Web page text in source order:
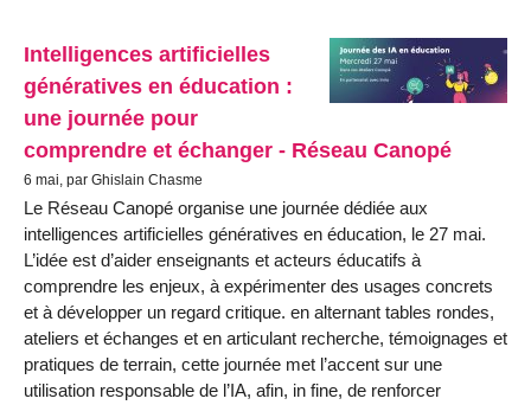
Intelligences artificielles
génératives en éducation :
une journée pour
comprendre et échanger - Réseau Canopé
6 mai, par Ghislain Chasme
Le Réseau Canopé organise une journée dédiée aux
intelligences artificielles génératives en éducation, le 27 mai.
L’idée est d’aider enseignants et acteurs éducatifs à
comprendre les enjeux, à expérimenter des usages concrets
et à développer un regard critique. en alternant tables rondes,
ateliers et échanges et en articulant recherche, témoignages et
pratiques de terrain, cette journée met l’accent sur une
utilisation responsable de l’IA, afin, in fine, de renforcer